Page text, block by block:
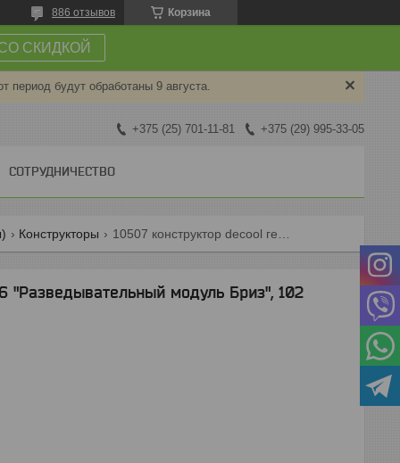
Корзина
886 отзывов
СКИДКОЙ
период будут обработаны 9 августа.
+375 (25) 701-11-81 +375 (29) 995-33-05
СОТРУДНИЧЕСТВО
Конструкторы
"Разведывательный модуль Бриз", 102